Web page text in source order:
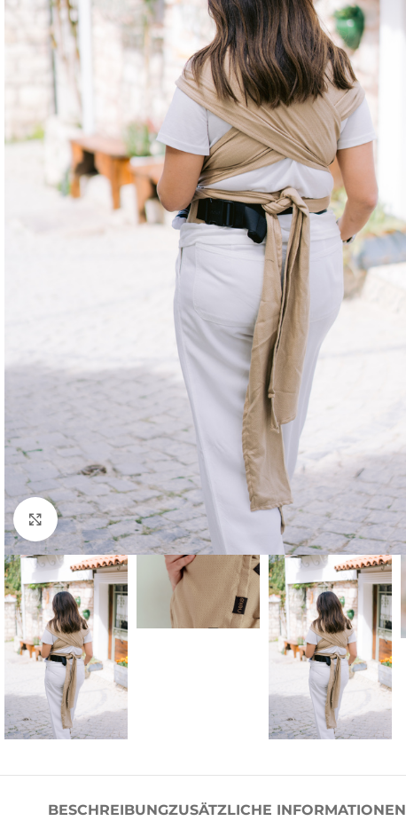
Click to enlarge
BESCHREIBUNGZUSÄTZLICHE INFORMATIONEN